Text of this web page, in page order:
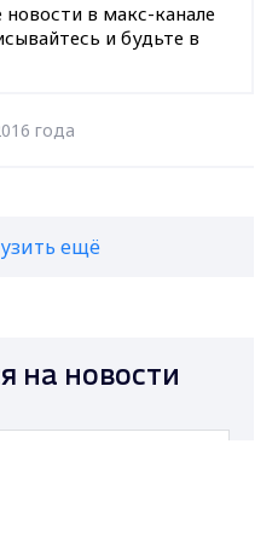
в макс-канале
и будьте в
года
ещё
на новости